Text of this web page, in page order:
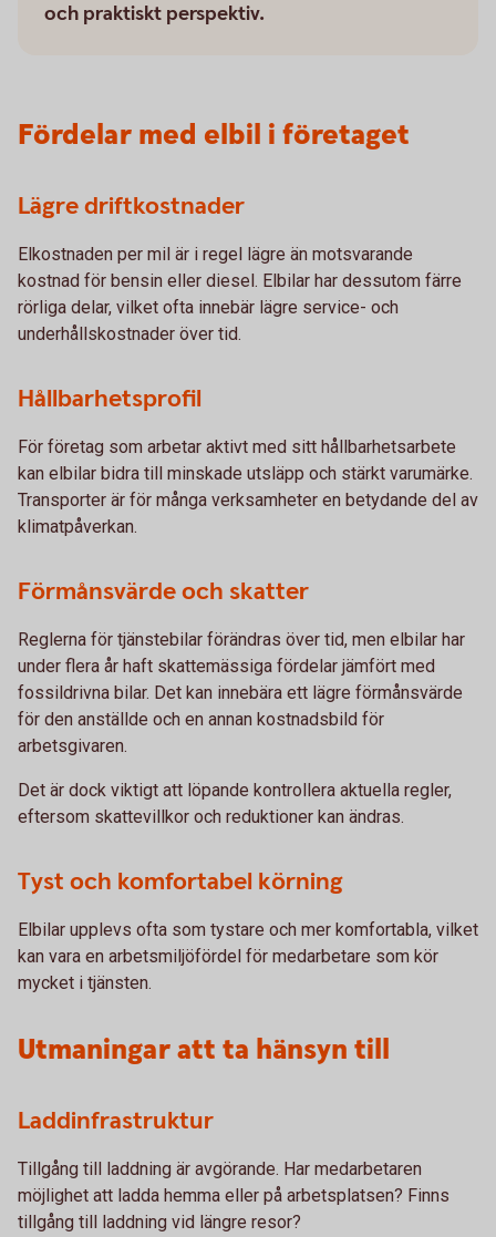
och praktiskt perspektiv.
Fördelar med elbil i företaget
Lägre driftkostnader
Elkostnaden per mil är i regel lägre än motsvarande
kostnad för bensin eller diesel. Elbilar har dessutom färre
rörliga delar, vilket ofta innebär lägre service- och
underhållskostnader över tid.
Hållbarhetsprofil
För företag som arbetar aktivt med sitt hållbarhetsarbete
kan elbilar bidra till minskade utsläpp och stärkt varumärke.
Transporter är för många verksamheter en betydande del av
klimatpåverkan.
Förmånsvärde och skatter
Reglerna för tjänstebilar förändras över tid, men elbilar har
under flera år haft skattemässiga fördelar jämfört med
fossildrivna bilar. Det kan innebära ett lägre förmånsvärde
för den anställde och en annan kostnadsbild för
arbetsgivaren.
Det är dock viktigt att löpande kontrollera aktuella regler,
eftersom skattevillkor och reduktioner kan ändras.
Tyst och komfortabel körning
Elbilar upplevs ofta som tystare och mer komfortabla, vilket
kan vara en arbetsmiljöfördel för medarbetare som kör
mycket i tjänsten.
Utmaningar att ta hänsyn till
Laddinfrastruktur
Tillgång till laddning är avgörande. Har medarbetaren
möjlighet att ladda hemma eller på arbetsplatsen? Finns
tillgång till laddning vid längre resor?